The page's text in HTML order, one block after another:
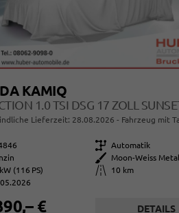
KAMIQ
Lieferzeit: 28.08.2026 Fahrzeug mit
Getriebe
Automatik
Außenfarbe
Moon-Weiss
(116 PS) Kilometerstand
10 km
€ DETAILS